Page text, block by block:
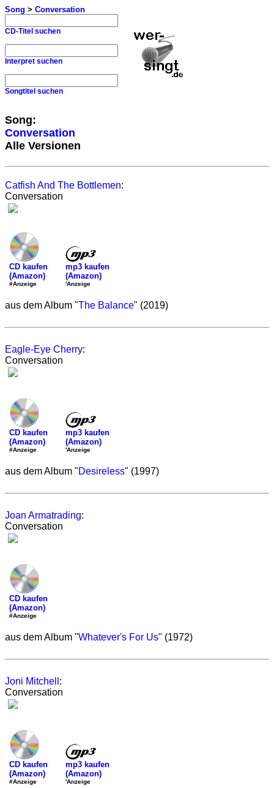
Song > Conversation
CD-Titel suchen
Interpret suchen
Songtitel suchen
Song:
Conversation
Alle Versionen
Catfish And The Bottlemen:
Conversation
CD kaufen
(Amazon)
#Anzeige
mp3 kaufen
(Amazon)
'Anzeige
aus dem Album "The Balance" (2019)
Eagle-Eye Cherry:
Conversation
CD kaufen
(Amazon)
#Anzeige
mp3 kaufen
(Amazon)
'Anzeige
aus dem Album "Desireless" (1997)
Joan Armatrading:
Conversation
CD kaufen
(Amazon)
#Anzeige
aus dem Album "Whatever's For Us" (1972)
Joni Mitchell :
Conversation
CD kaufen
(Amazon)
#Anzeige
mp3 kaufen
(Amazon)
'Anzeige